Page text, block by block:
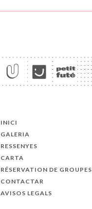
INICI
GALERIA
RESSENYES
CARTA
RÉSERVATION DE GROUPES
CONTACTAR
AVISOS LEGALS